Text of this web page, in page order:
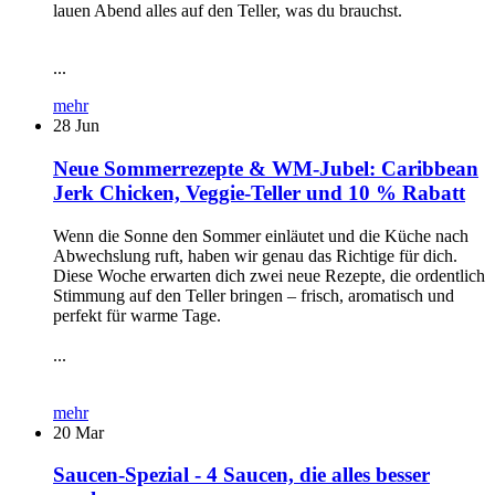
lauen Abend alles auf den Teller, was du brauchst.
...
mehr
28 Jun
Neue Sommerrezepte & WM-Jubel: Caribbean
Jerk Chicken, Veggie-Teller und 10 % Rabatt
Wenn die Sonne den Sommer einläutet und die Küche nach
Abwechslung ruft, haben wir genau das Richtige für dich.
Diese Woche erwarten dich zwei neue Rezepte, die ordentlich
Stimmung auf den Teller bringen – frisch, aromatisch und
perfekt für warme Tage.
...
mehr
20 Mar
Saucen-Spezial - 4 Saucen, die alles besser